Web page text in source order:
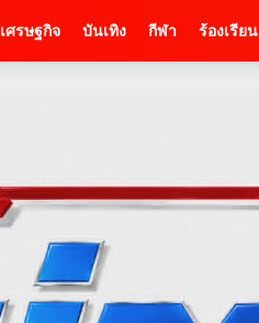
เศรษฐกิจ บันเทิง กีฬา ร้องเรียน